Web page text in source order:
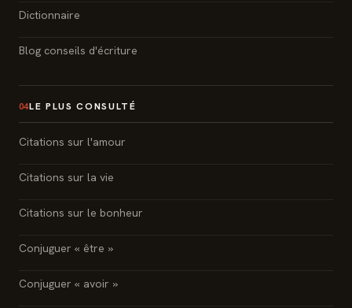
Dictionnaire
Blog conseils d'écriture
04LE PLUS CONSULTÉ
Citations sur l'amour
Citations sur la vie
Citations sur le bonheur
Conjuguer « être »
Conjuguer « avoir »